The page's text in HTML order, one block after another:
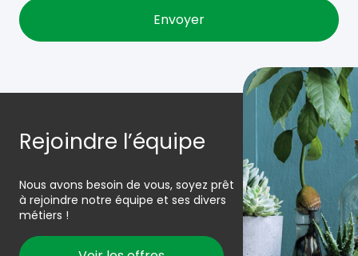
Rejoindre l’équipe
Nous avons besoin de vous, soyez prêt
à rejoindre notre équipe et ses divers
métiers !